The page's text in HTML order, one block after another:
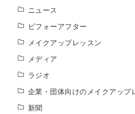
ニュース
ビフォーアフター
メイクアップレッスン
メディア
ラジオ
企業・団体向けのメイクアップ
新聞